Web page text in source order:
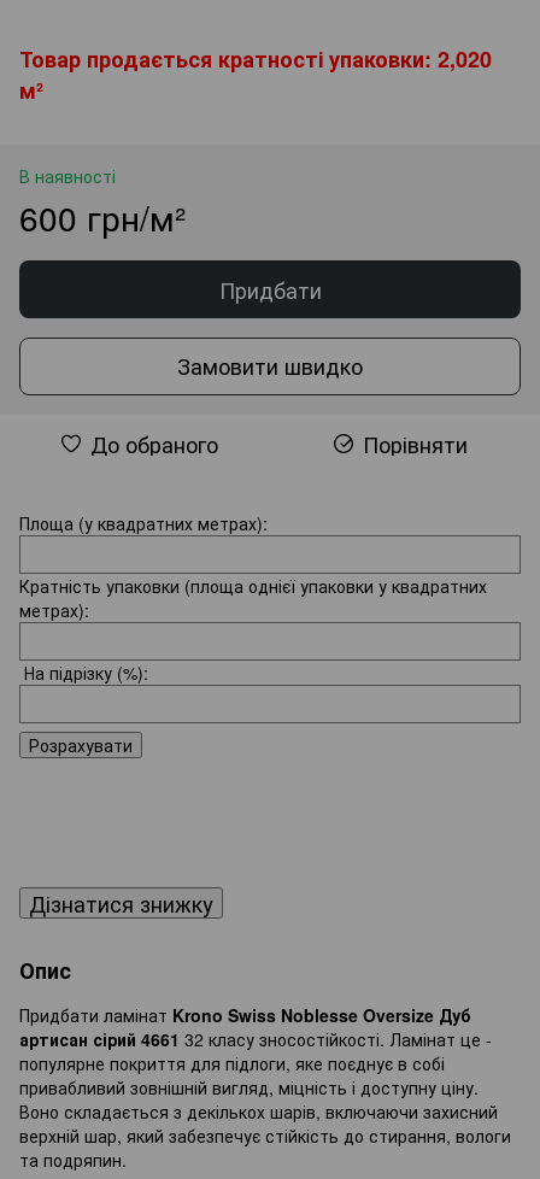
Товар продається кратності упаковки: 2,020
м²
В наявності
600 грн/м²
Придбати
Замовити швидко
До обраного Порівняти
Площа (у квадратних метрах):
Кратність упаковки (площа однієї упаковки у квадратних
метрах):
На підрізку (%):
Розрахувати
Дізнатися знижку
Опис
Придбати ламінат Krono Swiss Noblesse Oversize Дуб
артисан сірий 4661 32 класу зносостійкості. Ламінат це -
популярне покриття для підлоги, яке поєднує в собі
привабливий зовнішній вигляд, міцність і доступну ціну.
Воно складається з декількох шарів, включаючи захисний
верхній шар, який забезпечує стійкість до стирання, вологи
та подряпин.